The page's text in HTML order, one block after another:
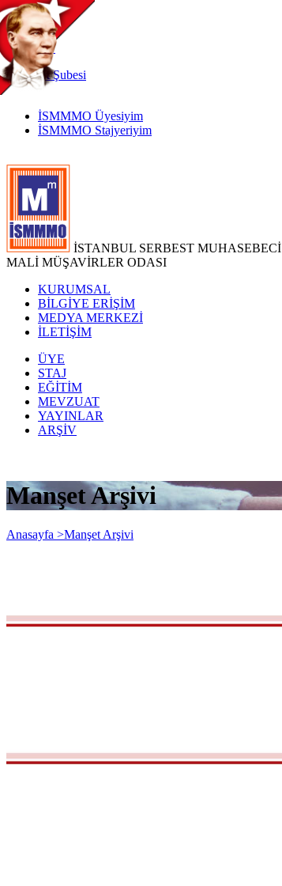
TR
|
EN
İnternetŞubesi
İSMMMO Üyesiyim
İSMMMO Stajyeriyim
İSTANBUL SERBEST MUHASEBECİ
MALİ MÜŞAVİRLER ODASI
KURUMSAL
BİLGİYE ERİŞİM
MEDYA MERKEZİ
İLETİŞİM
ÜYE
STAJ
EĞİTİM
MEVZUAT
YAYINLAR
ARŞİV
Manşet Arşivi
Anasayfa >Manşet Arşivi